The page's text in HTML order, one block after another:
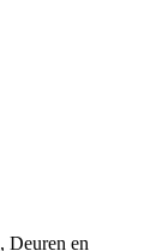
, Deuren en